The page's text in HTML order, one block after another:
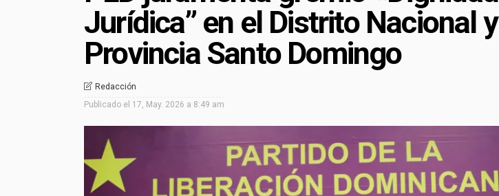
Jurídica” en el Distrito Nacional y
Provincia Santo Domingo
Redacción
Publicado el 17, May. 2026 a 8:49 am